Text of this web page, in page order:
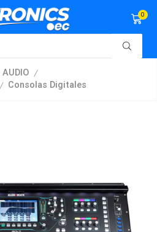
0
AUDIO /
/ Consolas Digitales